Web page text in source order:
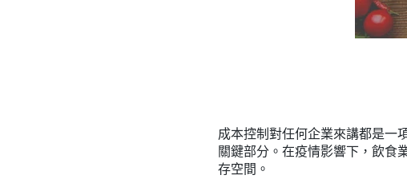
成本控制對任何企業來講都是一
關鍵部分。在疫情影響下，飲食
存空間。